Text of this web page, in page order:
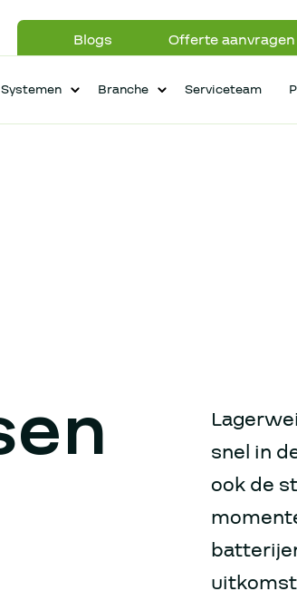
Blogs Offerte aanvragen
Systemen Branche Serviceteam
snel in
ook de